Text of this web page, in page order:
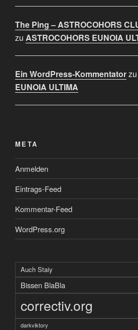
The Ping – ASTROCOHORS
zu ASTROCOHORS EUNOIA
Ein WordPress-Kommentatorzu
EUNOIA ULTIMA
META
Anmelden
Eintrags-Feed
Kommentar-Feed
WordPress.org
Auch Staiy
Bissen BlaBla
correctiv.org
darkviktory